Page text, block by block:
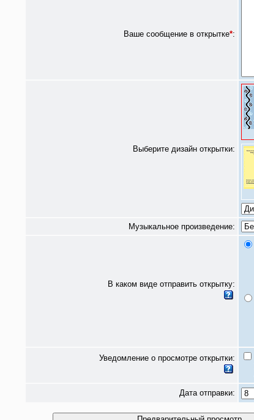
Ваше сообщение в открытке*:
Выберите дизайн открытки:
Музыкальное произведение:
В каком виде отправить открытку:
Уведомление о просмотре открытки:
Дата отправки: